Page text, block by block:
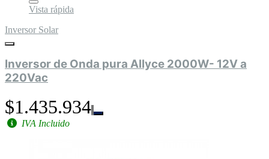
Vista rápida
Inversor Solar
Inversor de Onda pura Allyce 2000W- 12V a
220Vac
$1.435.934
IVA Incluido